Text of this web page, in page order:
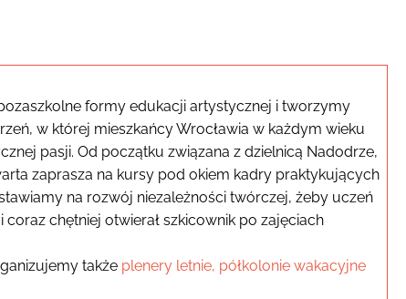
formy edukacji artystycznej i tworzymy
w której mieszkańcy Wrocławia w każdym wieku
pasji. Od początku związana z dzielnicą Nadodrze,
zaprasza na kursy pod okiem kadry praktykujących
na rozwój niezależności twórczej, żeby uczeń
coraz chętniej otwierał szkicownik po zajęciach
także plenery letnie, półkolonie wakacyjne